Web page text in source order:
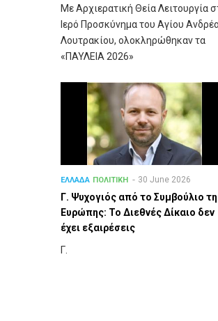
Με Αρχιερατική Θεία Λειτουργία
Ιερό Προσκύνημα του Αγίου
Λουτρακίου, ολοκληρώθηκαν τα
«ΠΑΥΛΕΙΑ 2026»
ΕΛΛΑΔΑ ΠΟΛΙΤΙΚΗ 30 June 2026
Γ. Ψυχογιός από το Συμβούλιο
Ευρώπης: Το Διεθνές Δίκαιο δεν
έχει εξαιρέσεις
Γ.